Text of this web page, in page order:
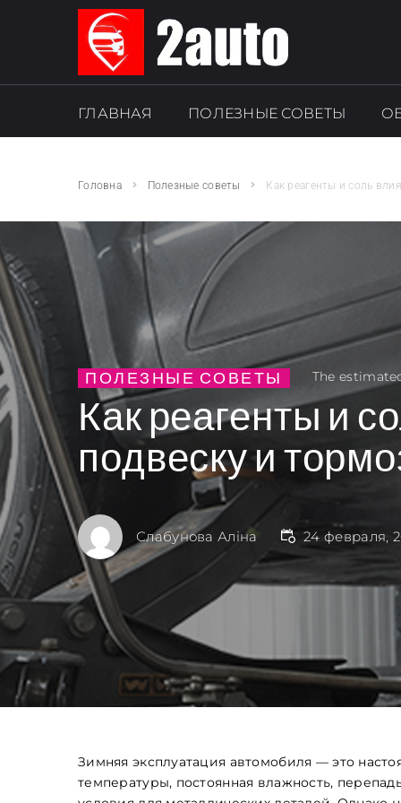
ГЛАВНАЯ ПОЛЕЗНЫЕ СОВЕТЫ
Головна Полезные советы Как реагенты и соль
ПОЛЕЗНЫЕ СОВЕТЫ The
Как реагенты и
подвеску и
Слабунова Аліна 24 февраля,
Зимняя эксплуатация автомобиля — это
температуры, постоянная влажность,